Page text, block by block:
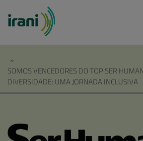
»
SOMOS VENCEDORES DO TOP SER
DIVERSIDADE: UMA JORNADA INCLUSIVA